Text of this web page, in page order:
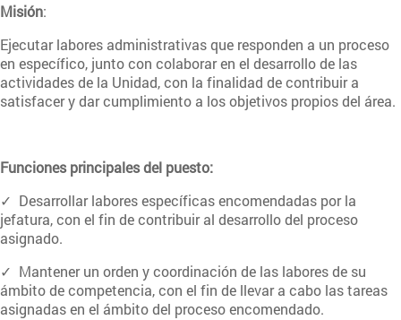
Misión:
Ejecutar labores administrativas que responden a un proceso
en específico, junto con colaborar en el desarrollo de las
actividades de la Unidad, con la finalidad de contribuir a
satisfacer y dar cumplimiento a los objetivos propios del área.
Funciones principales del puesto:
✓ Desarrollar labores específicas encomendadas por la
jefatura, con el fin de contribuir al desarrollo del proceso
asignado.
✓ Mantener un orden y coordinación de las labores de su
ámbito de competencia, con el fin de llevar a cabo las tareas
asignadas en el ámbito del proceso encomendado.